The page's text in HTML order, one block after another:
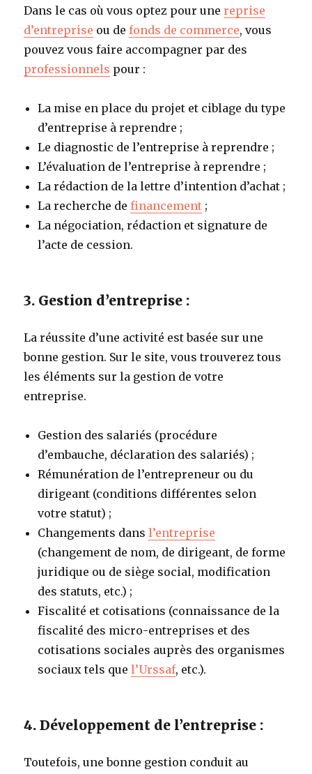
Dans le cas où vous optez pour unereprise
d’entreprise ou defonds de commerce, vous
pouvez vous faire accompagner par des
professionnels pour :
La mise en place du projet et ciblage du type
d’entreprise à reprendre ;
Le diagnostic de l’entreprise à reprendre ;
L’évaluation de l’entreprise à reprendre ;
La rédaction de la lettre d’intention d’achat ;
La recherche definancement ;
La négociation, rédaction et signature de
l’acte de cession.
3. Gestion d’entreprise :
La réussite d’une activité est basée sur une
bonne gestion. Sur le site, vous trouverez tous
les éléments sur la gestion de votre
entreprise.
Gestion des salariés (procédure
d’embauche, déclaration des salariés) ;
Rémunération de l’entrepreneur ou du
dirigeant (conditions différentes selon
votre statut) ;
Changements dansl’entreprise
(changement de nom, de dirigeant, de forme
juridique ou de siège social, modification
des statuts, etc.) ;
Fiscalité et cotisations (connaissance de la
fiscalité des micro-entreprises et des
cotisations sociales auprès des organismes
sociaux tels quel’Urssaf, etc.).
4. Développement de l’entreprise :
Toutefois, une bonne gestion conduit au